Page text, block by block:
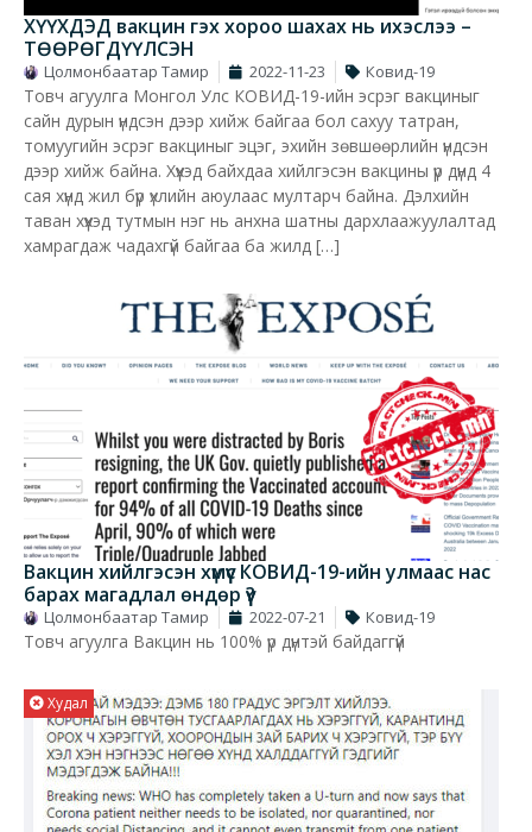
ХҮҮХДЭД вакцин гэх хороо шахах нь ихэслээ –
ТӨӨРӨГДҮҮЛСЭН
Цолмонбаатар Тамир 2022-11-23 Ковид-19
Товч агуулга Монгол Улс КОВИД-19-ийн эсрэг вакциныг
сайн дурын үндсэн дээр хийж байгаа бол сахуу татран,
томуугийн эсрэг вакциныг эцэг, эхийн зөвшөөрлийн үндсэн
дээр хийж байна. Хүүхэд байхдаа хийлгэсэн вакцины үр дүнд 4
сая хүнд жил бүр үхлийн аюулаас мултарч байна. Дэлхийн
таван хүүхэд тутмын нэг нь анхна шатны дархлаажуулалтад
хамрагдаж чадахгүй байгаа ба жилд […]
Вакцин хийлгэсэн хүмүүс КОВИД-19-ийн улмаас нас
барах магадлал өндөр үү?
Цолмонбаатар Тамир 2022-07-21 Ковид-19
Товч агуулга Вакцин нь 100% үр дүнтэй байдаггүй
Худал